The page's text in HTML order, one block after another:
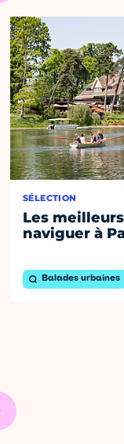
SÉLECTION
Les
naviguer à
Balades urbaines